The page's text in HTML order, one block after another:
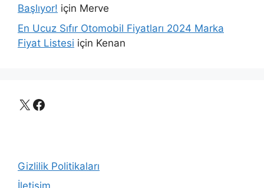
Başlıyor! için Merve
En Ucuz Sıfır Otomobil Fiyatları 2024 Marka
Fiyat Listesi için Kenan
X Facebook
Gizlilik Politikaları
İletişim